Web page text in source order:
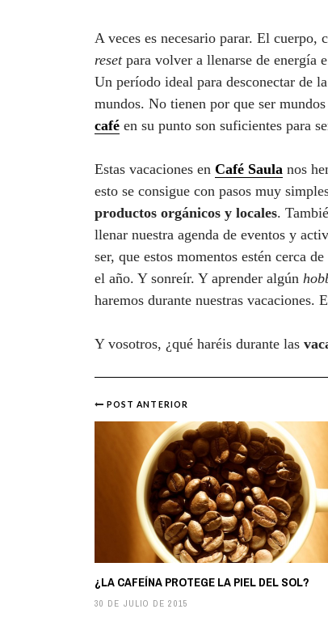
A veces es necesario parar. El cuerpo,
resetpara volver a llenarse de energía
Un período ideal para desconectar de
mundos. No tienen por que ser
café en su punto son suficientes para
Estas vacaciones en Café Saula nos
esto se consigue con pasos muy
productos orgánicos y locales.
llenar nuestra agenda de eventos y
ser, que estos momentos estén cerca
el año. Y sonreír. Y aprender algún
haremos durante nuestras vacaciones.
Y vosotros, ¿qué haréis durante las
Post
navigation
POST ANTERIOR
¿LA CAFEÍNA PROTEGE LA PIEL DEL SOL?
30 DE JULIO DE 2015